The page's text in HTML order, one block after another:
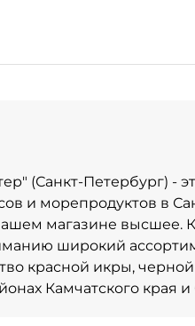
(Санкт-Петербург) -
и морепродуктов в
магазине высшее.
широкий
красной икры,
Камчатского края и